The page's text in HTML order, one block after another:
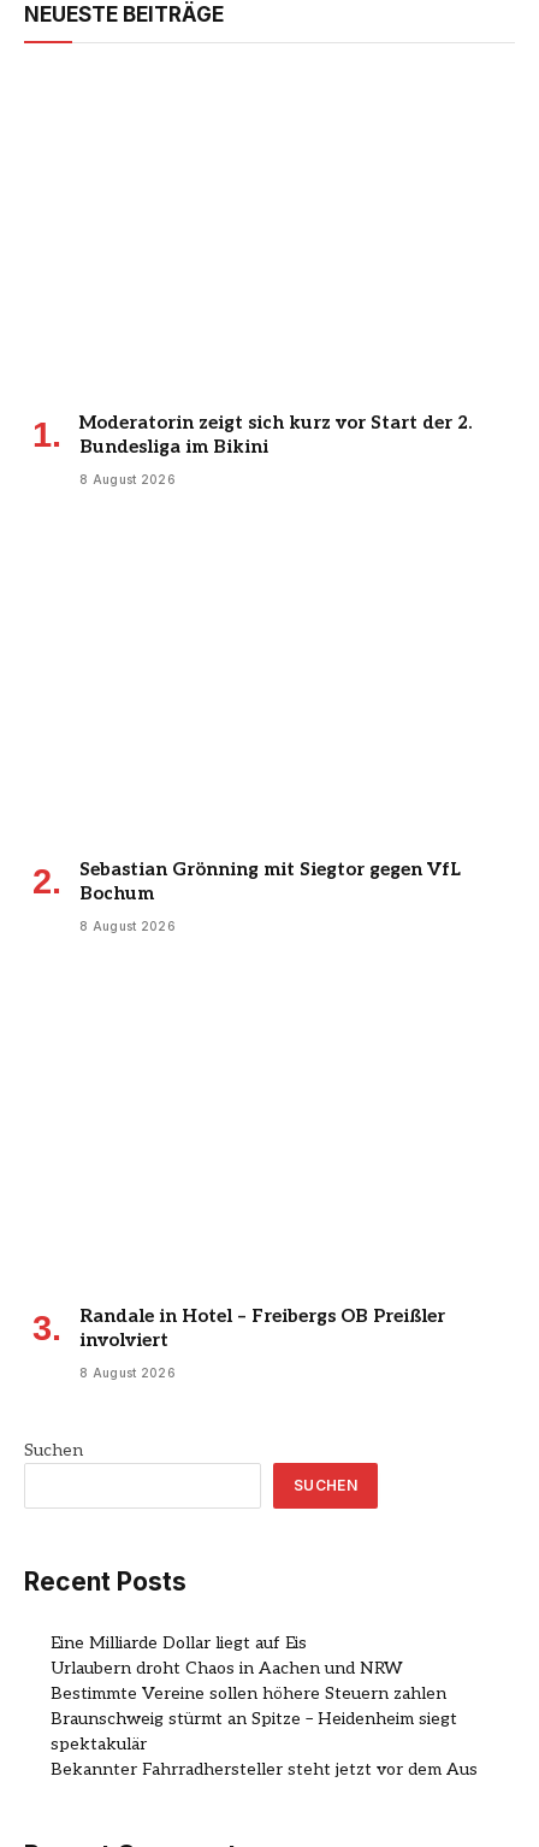
NEUESTE BEITRÄGE
Moderatorin zeigt sich kurz vor Start der 2.
Bundesliga im Bikini
8 August 2026
Sebastian Grönning mit Siegtor gegen VfL
Bochum
8 August 2026
Randale in Hotel – Freibergs OB Preißler
involviert
8 August 2026
Suchen
SUCHEN
Recent Posts
Eine Milliarde Dollar liegt auf Eis
Urlaubern droht Chaos in Aachen und NRW
Bestimmte Vereine sollen höhere Steuern zahlen
Braunschweig stürmt an Spitze – Heidenheim siegt
spektakulär
Bekannter Fahrradhersteller steht jetzt vor dem Aus